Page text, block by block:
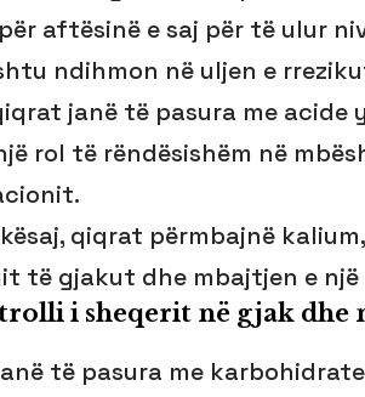
aftësinë e saj për të ulur
ndihmon në uljen e
janë të pasura me
rol të rëndësishëm në
qiqrat përmbajnë
të gjakut dhe mbajtjen e një
i sheqerit në gjak dhe
të pasura me